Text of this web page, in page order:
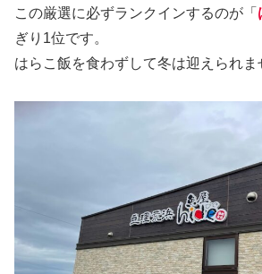
この厳選に必ずランクインするのが「
ぎり1位です。
はらこ飯を食わずして冬は迎えられま